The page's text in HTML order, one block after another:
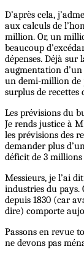
D’après cela,
aux calculs de
million. Or, un
beaucoup
dépenses. Déjà
augmentation
un demi-million de
surplus de recettes
Les prévisions du
Je rends justice à
les prévisions des
demander plus
déficit de 3
Messieurs, je l’ai
industries du pays.
depuis 1830 (car
dire) comporte
Passons en revue
ne devons pas